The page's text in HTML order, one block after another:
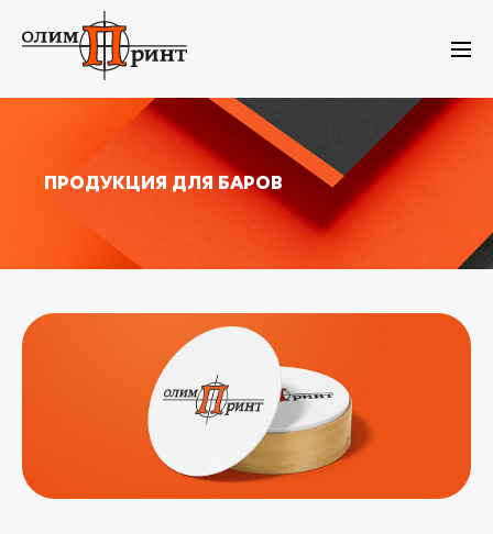
ПРОДУКЦИЯ ДЛЯ БАРОВ